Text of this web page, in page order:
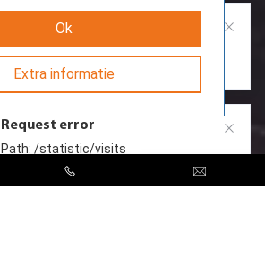
Ok
Extra informatie
Request error
Path: /statistic/visits
Request error
Path: /api/public/webwinkel-
keur/reviews/overview